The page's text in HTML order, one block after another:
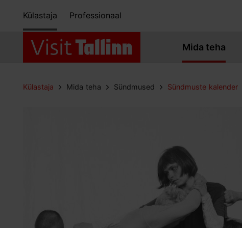
Külastaja Professionaal
Mida teha
Külastaja Mida teha Sündmused Sündmuste kalender